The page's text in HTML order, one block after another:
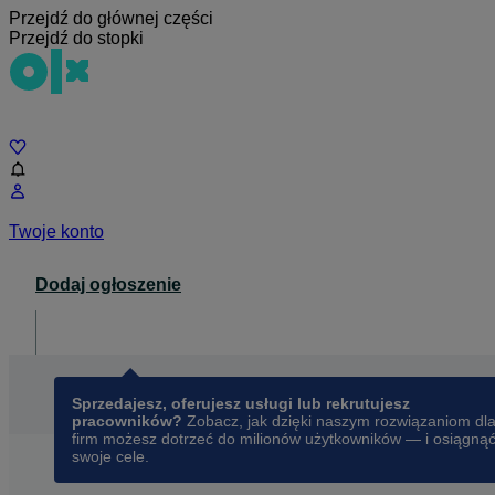
Przejdź do głównej części
Przejdź do stopki
Twoje konto
Dodaj ogłoszenie
Sprzedajesz, oferujesz usługi lub rekrutujesz
pracowników? Zobacz, jak dzięki naszym rozwiązaniom dla
firm możesz dotrzeć do milionów użytkowników — i osiągnąć
swoje cele.